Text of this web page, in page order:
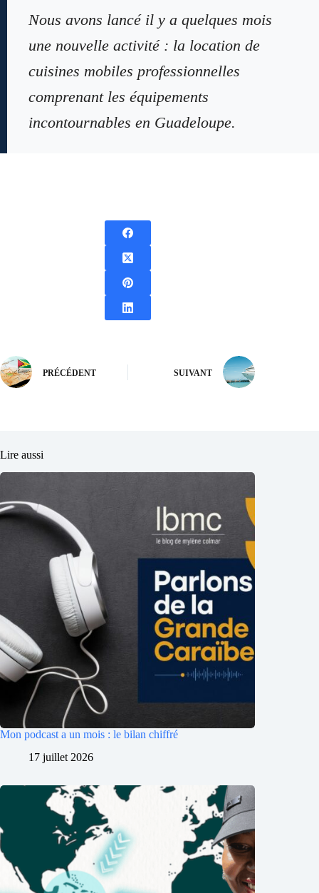
Nous avons lancé il y a quelques mois
une nouvelle activité : la location de
cuisines mobiles professionnelles
comprenant les équipements
incontournables en Guadeloupe.
PRÉCÉDENT SUIVANT
Lire aussi
Mon podcast a un mois : le bilan chiffré
17 juillet 2026